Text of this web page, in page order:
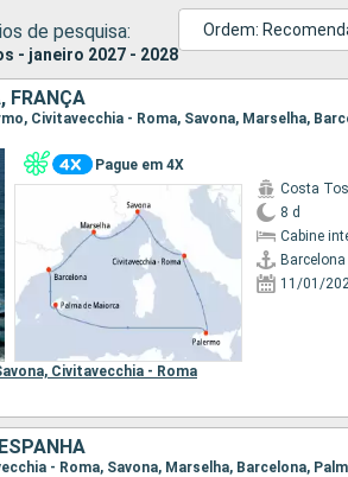
de pesquisa:
- janeiro 2027 - 2028
Ordem:
FRANÇA
Civitavecchia - Roma, Savona, Marselha,
Pague em 4X
Costa
8 d
Cabine
Barcelona
11/01/
Civitavecchia - Roma
- Roma, Savona, Marselha, Barcelona,